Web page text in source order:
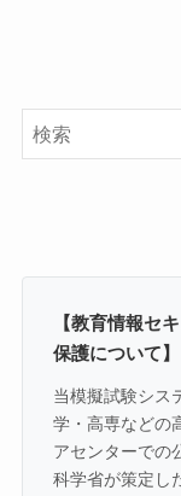
【教育情報セ
保護について】
当模擬試験シス
学・高専などの
アセンターでの
科学省が策定し